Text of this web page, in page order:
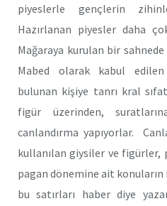
piyeslerle gençlerin
Hazırlanan piyesler daha
Mağaraya kurulan bir
Mabed olarak kabul
bulunan kişiye tanrı kral
figür üzerinden,
canlandırma yapıyorlar.
kullanılan giysiler ve figürler,
pagan dönemine ait
bu satırları haber diye